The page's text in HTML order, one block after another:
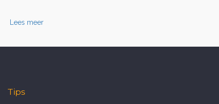
Lees meer
Tips